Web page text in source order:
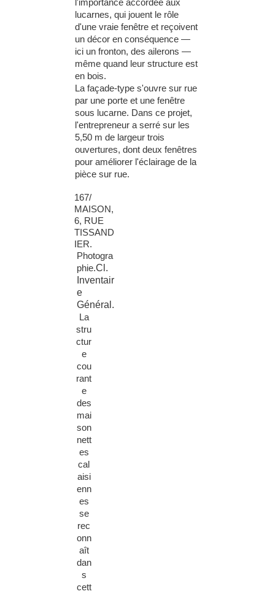
l'importance accordée aux
lucarnes, qui jouent le rôle
d'une vraie fenêtre et reçoivent
un décor en conséquence —
ici un fronton, des ailerons —
même quand leur structure est
en bois.
La façade-type s'ouvre sur rue
par une porte et une fenêtre
sous lucarne. Dans ce projet,
l'entrepreneur a serré sur les
5,50 m de largeur trois
ouvertures, dont deux fenêtres
pour améliorer l'éclairage de la
pièce sur rue.
167/
MAISON,
6, RUE
TISSAND
IER.
Photogra
phie.Cl.
Inventair
e
Général.
La
stru
ctur
e
cou
rant
e
des
mai
son
nett
es
cal
aisi
enn
es
se
rec
onn
aît
dan
s
cett